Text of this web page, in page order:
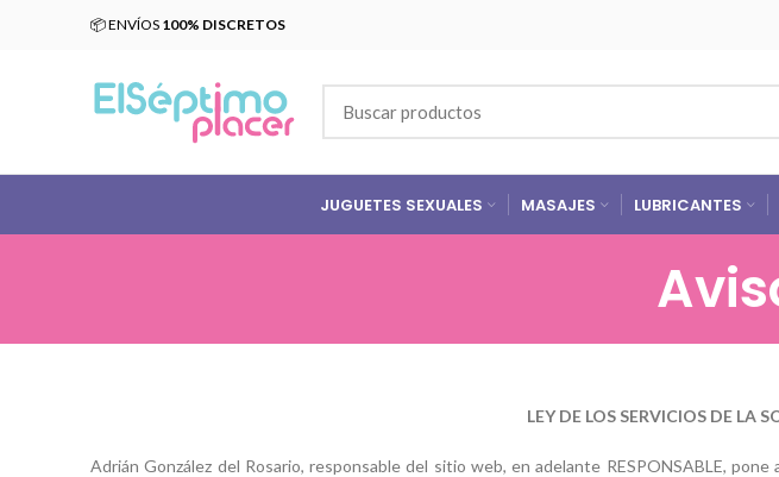
📦 ENVÍOS 100% DISCRETOS
JUGUETES SEXUALES MASAJES LUBRICANTES
LEY DE LOS SERVICIOS DE LA
Adrián González del Rosario, responsable del sitio web, en adelante RESPONSABLE,